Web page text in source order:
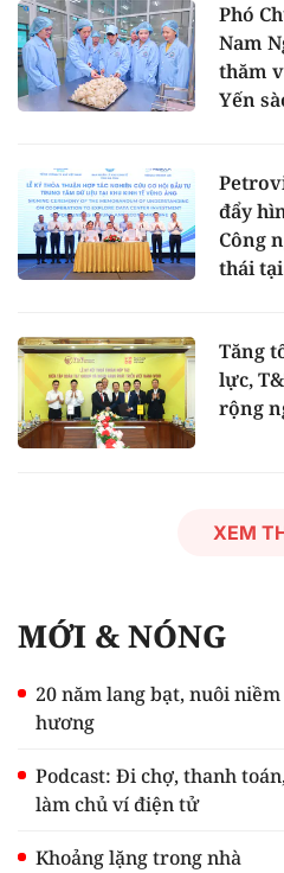
Phó
Nam
thăm
Yến
đẩy
Công
thái
Tăng
lực,
rộng
XEM
MỚI & NÓNG
20 năm lang bạt, nuôi
hương
Podcast: Đi chợ, thanh
làm chủ ví điện tử
Khoảng lặng trong nhà